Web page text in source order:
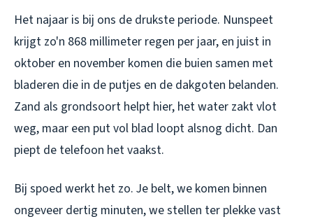
Het najaar is bij ons de drukste periode. Nunspeet
krijgt zo'n 868 millimeter regen per jaar, en juist in
oktober en november komen die buien samen met
bladeren die in de putjes en de dakgoten belanden.
Zand als grondsoort helpt hier, het water zakt vlot
weg, maar een put vol blad loopt alsnog dicht. Dan
piept de telefoon het vaakst.
Bij spoed werkt het zo. Je belt, we komen binnen
ongeveer dertig minuten, we stellen ter plekke vast